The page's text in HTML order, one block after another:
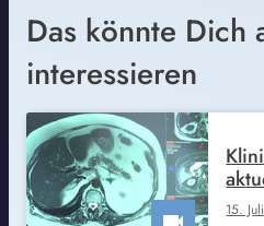
Das könnte Dich
interessieren
15.